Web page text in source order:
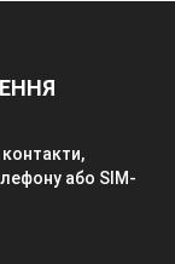
або SIM-